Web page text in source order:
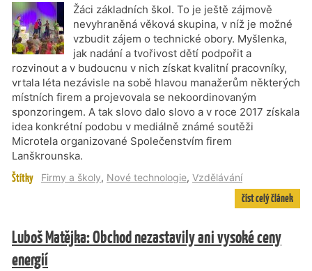
Žáci základních škol. To je ještě zájmově
nevyhraněná věková skupina, v níž je možné
vzbudit zájem o technické obory. Myšlenka,
jak nadání a tvořivost dětí podpořit a
rozvinout a v budoucnu v nich získat kvalitní pracovníky,
vrtala léta nezávisle na sobě hlavou manažerům některých
místních firem a projevovala se nekoordinovaným
sponzoringem. A tak slovo dalo slovo a v roce 2017 získala
idea konkrétní podobu v mediálně známé soutěži
Microtela organizované Společenstvím firem
Lanškrounska.
Štítky Firmy a školy, Nové technologie, Vzdělávání
číst celý článek
Luboš Matějka: Obchod nezastavily ani vysoké ceny
energií